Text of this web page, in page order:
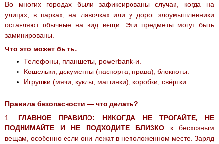
Во многих городах были зафиксированы случаи, когда на
улицах, в парках, на лавочках или у дорог злоумышленники
оставляют обычные на вид вещи. Эти предметы могут быть
заминированы.
Что это может быть:
Телефоны, планшеты, powerbank-и.
Кошельки, документы (паспорта, права), блокноты.
Игрушки (мячи, куклы, машинки), коробки, свёртки.
Правила безопасности — что делать?
1. ГЛАВНОЕ ПРАВИЛО: НИКОГДА НЕ ТРОГАЙТЕ, НЕ
ПОДНИМАЙТЕ И НЕ ПОДХОДИТЕ БЛИЗКО к бесхозным
вещам, особенно если они лежат в неположенном месте. Заряд